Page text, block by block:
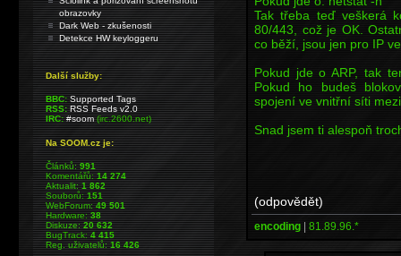
Tak třeba teď veškerá
80/443, což je OK.
co běží, jsou jen pro IP
Pokud jde o ARP, tak
Pokud ho budeš
spojení ve vnitřní síti
Snad jsem ti alespoň
(odpovědět)
encoding | 81.89.96.*
obrazovky
Dark Web - zkušenosti
Detekce HW keyloggeru
Další služby:
BBC: Supported Tags
RSS: RSS Feeds v2.0
IRC: #soom(irc.2600.net)
Na SOOM.cz je:
Článků:991
Komentářů:14 274
Aktualit:1 862
Souborů:151
WebForum:49 501
Hardware:38
Diskuze:20 632
BugTrack:4 415
Reg. uživatelů:16 426